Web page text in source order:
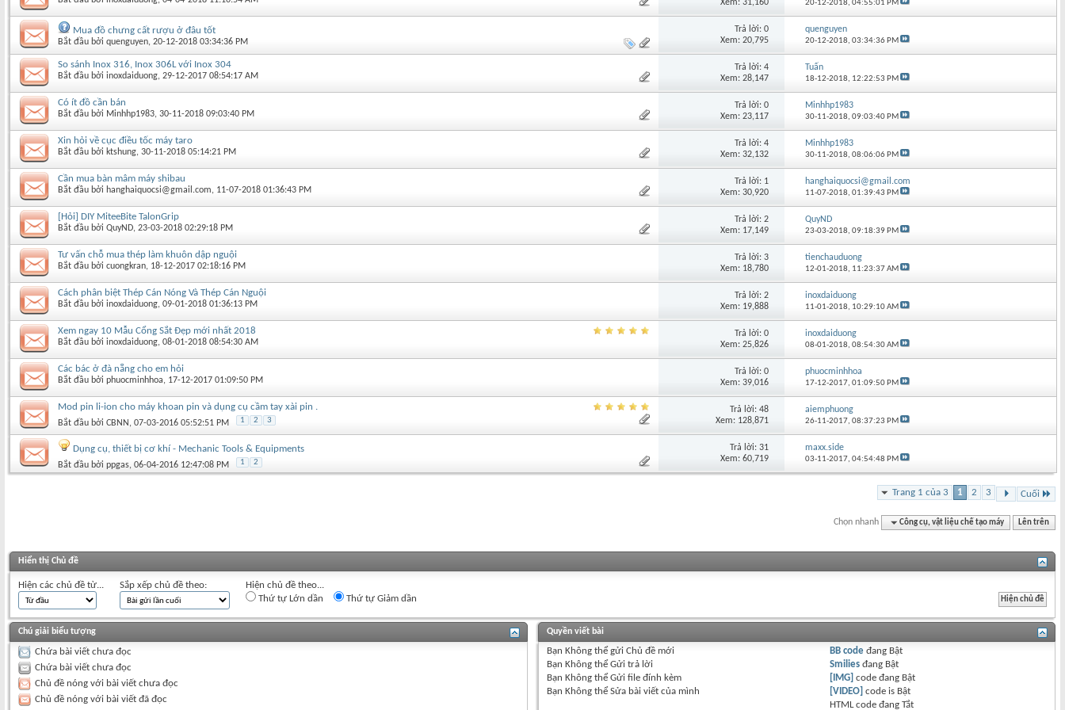
Xem: 31,160 20-12-2018,04:55:01 PM
Mua đồ chưng cất rượu ở đâu tốt
Bắt đầu bởi quenguyen‎, 20-12-2018 03:34:36 PM
Trả lời: 0
Xem: 20,795
quenguyen
20-12-2018,03:34:36 PM
So sánh Inox 316, Inox 306L với Inox 304
Bắt đầu bởi inoxdaiduong‎, 29-12-2017 08:54:17 AM
Trả lời: 4
Xem: 28,147
Tuấn
18-12-2018, 12:22:53 PM
Có ít đồ cần bán
Bắt đầu bởi Minhhp1983‎, 30-11-2018 09:03:40 PM
Trả lời: 0
Xem: 23,117
Minhhp1983
30-11-2018,09:03:40 PM
Xin hỏi về cục điều tốc máy taro
Bắt đầu bởi ktshung‎, 30-11-2018 05:14:21 PM
Trả lời: 4
Xem: 32,132
Minhhp1983
30-11-2018,08:06:06 PM
Cần mua bàn mâm máy shibau
Bắt đầu bởi hanghaiquocsi@gmail.com‎, 11-07-2018 01:36:43 PM
Trả lời: 1
Xem: 30,920
hanghaiquocsi@gmail.com
11-07-2018,01:39:43 PM
[Hỏi] DIY MiteeBite TalonGrip
Bắt đầu bởi QuyND‎, 23-03-2018 02:29:18 PM
Trả lời: 2
Xem: 17,149
QuyND
23-03-2018,09:18:39 PM
Tư vấn chỗ mua thép làm khuôn dập nguội
Bắt đầu bởi cuongkran‎, 18-12-2017 02:18:16 PM
Trả lời: 3
Xem: 18,780
tienchauduong
12-01-2018, 11:23:37 AM
Cách phân biệt Thép Cán Nóng Và Thép Cán Nguội
Bắt đầu bởi inoxdaiduong‎, 09-01-2018 01:36:13 PM
Trả lời: 2
Xem: 19,888
inoxdaiduong
11-01-2018, 10:29:10 AM
Xem ngay 10 Mẫu Cổng Sắt Đẹp mới nhất 2018
Bắt đầu bởi inoxdaiduong‎, 08-01-2018 08:54:30 AM
Trả lời: 0
Xem: 25,826
inoxdaiduong
08-01-2018,08:54:30 AM
Các bác ở đà nẵng cho em hỏi
Bắt đầu bởi phuocminhhoa‎, 17-12-2017 01:09:50 PM
Trả lời: 0
Xem: 39,016
phuocminhhoa
17-12-2017,01:09:50 PM
Mod pin li-ion cho máy khoan pin và dụng cụ cầm tay xài pin .
Bắt đầu bởi CBNN ‎, 07-03-2016 05:52:51 PM 1 2 3
Trả lời: 48
Xem: 128,871
aiemphuong
26-11-2017,08:37:23 PM
Dụng cụ, thiết bị cơ khí - Mechanic Tools & Equipments
Bắt đầu bởi ppgas‎, 06-04-2016 12:47:08 PM 1 2
Trả lời: 31
Xem: 60,719
maxx.side
03-11-2017,04:54:48 PM
Trang 1 của 3 1 2 3 Cuối
Chọn nhanh Công cụ, vật liệu chế tạo máy Lên trên
Hiển thị Chủ đề
Hiện các chủ đề từ... Sắp xếp chủ đề theo:
Hiện chủ đề theo...
Thứ tự Lớn dần
Thứ tự Giảm dần
Chú giải biểu tượng
Chứa bài viết chưa đọc
Chứa bài viết chưa đọc
Chủ đề nóng với bài viết chưa đọc
Chủ đề nóng với bài viết đã đọc
Quyền viết bài
Bạn Không thểgửi Chủ đề mới
Bạn Không thểGửi trả lời
Bạn Không thểGửi file đính kèm
Bạn Không thểSửa bài viết của mình
BB code đang Bật
Smilies đang Bật
[IMG] code đang Bật
[VIDEO] code is Bật
HTML code đangTắt